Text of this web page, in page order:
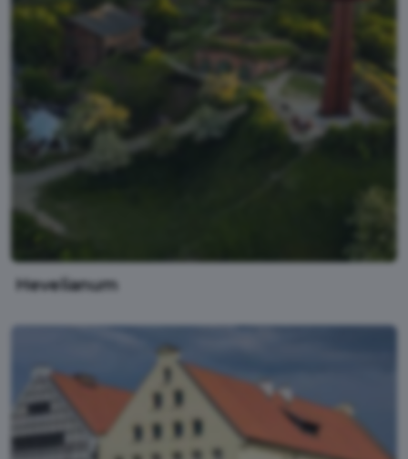
Hevelianum